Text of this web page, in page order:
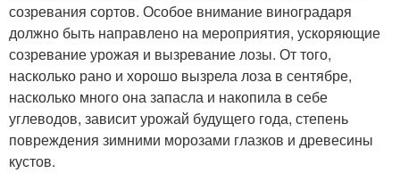
созревания сортов. Особое внимание виноградаря
должно быть направлено на мероприятия, ускоряющие
созревание урожая и вызревание лозы. От того,
насколько рано и хорошо вызрела лоза в сентябре,
насколько много она запасла и накопила в себе
углеводов, зависит урожай будущего года, степень
повреждения зимними морозами глазков и древесины
кустов.